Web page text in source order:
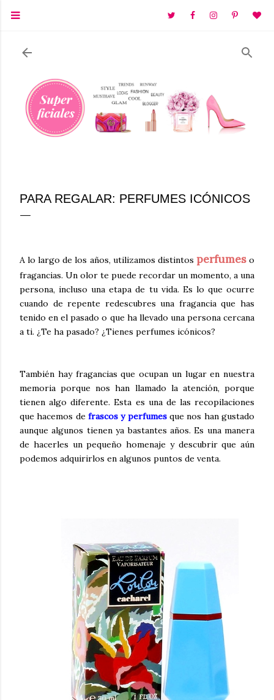
Ir al contenido principal
PARA REGALAR: PERFUMES ICÓNICOS
A lo largo de los años, utilizamos distintos perfumeso
fragancias. Un olor te puede recordar un momento, a una
persona, incluso una etapa de tu vida. Es lo que ocurre
cuando de repente redescubres una fragancia que has
tenido en el pasado o que ha llevado una persona cercana
a ti. ¿Te ha pasado? ¿Tienes perfumes icónicos?
También hay fragancias que ocupan un lugar en nuestra
memoria porque nos han llamado la atención, porque
tienen algo diferente. Esta es una de las recopilaciones
que hacemos de frascos y perfumes que nos han gustado
aunque algunos tienen ya bastantes años. Es una manera
de hacerles un pequeño homenaje y descubrir que aún
podemos adquirirlos en algunos puntos de venta.